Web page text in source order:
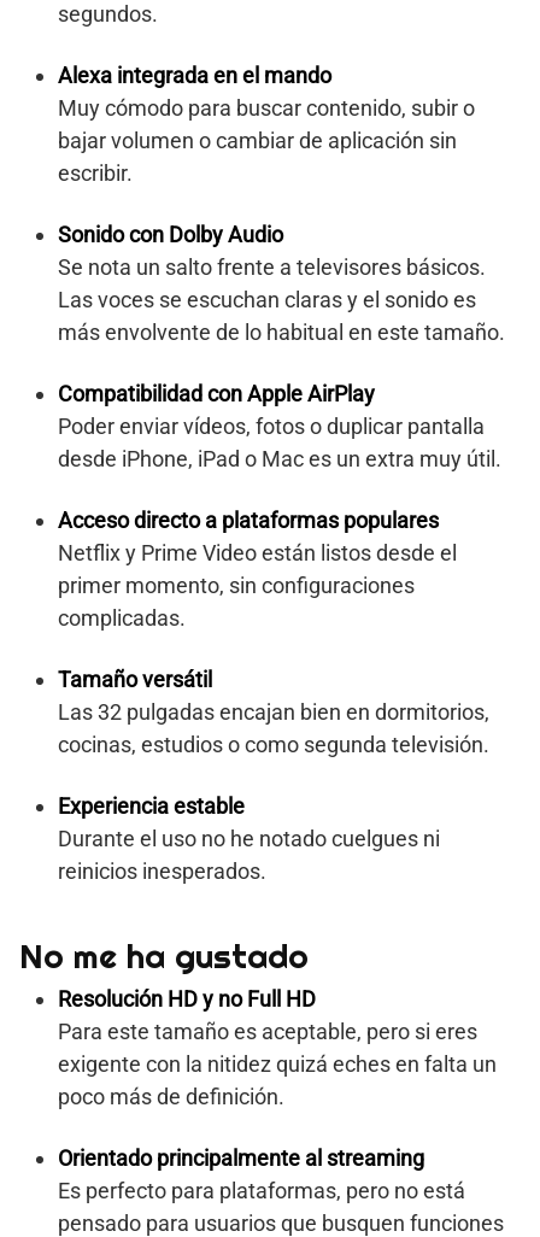
segundos.
Alexa integrada en el mando
Muy cómodo para buscar contenido, subir o
bajar volumen o cambiar de aplicación sin
escribir.
Sonido con Dolby Audio
Se nota un salto frente a televisores básicos.
Las voces se escuchan claras y el sonido es
más envolvente de lo habitual en este tamaño.
Compatibilidad con Apple AirPlay
Poder enviar vídeos, fotos o duplicar pantalla
desde iPhone, iPad o Mac es un extra muy útil.
Acceso directo a plataformas populares
Netflix y Prime Video están listos desde el
primer momento, sin configuraciones
complicadas.
Tamaño versátil
Las 32 pulgadas encajan bien en dormitorios,
cocinas, estudios o como segunda televisión.
Experiencia estable
Durante el uso no he notado cuelgues ni
reinicios inesperados.
No me ha gustado
Resolución HD y no Full HD
Para este tamaño es aceptable, pero si eres
exigente con la nitidez quizá eches en falta un
poco más de definición.
Orientado principalmente al streaming
Es perfecto para plataformas, pero no está
pensado para usuarios que busquen funciones